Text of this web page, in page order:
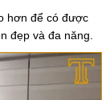
hơn để có được
đẹp và đa năng.